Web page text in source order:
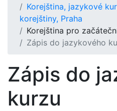
Korejština, jazykové
korejštiny, Praha
Korejština pro
Zápis do jazykového
Zápis do
kurzu